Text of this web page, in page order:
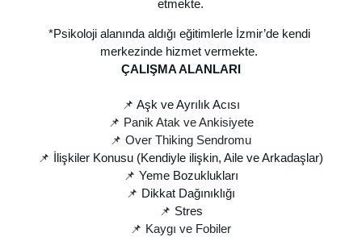
etmekte.
*Psikoloji alanında aldığı eğitimlerle İzmir’de kendi
merkezinde hizmet vermekte.
ÇALIŞMA ALANLARI
📌 Aşk ve Ayrılık Acısı
📌 Panik Atak ve Ankisiyete
📌 Over Thiking Sendromu
📌
İlişkiler Konusu (Kendiyle ilişkin, Aile ve Arkadaşlar)
📌 Yeme Bozuklukları
📌 Dikkat Dağınıklığı
📌 Stres
📌 Kaygı ve Fobiler